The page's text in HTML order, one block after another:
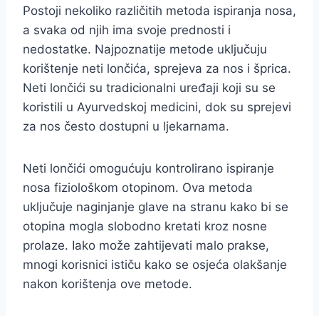
Postoji nekoliko različitih metoda ispiranja nosa,
a svaka od njih ima svoje prednosti i
nedostatke. Najpoznatije metode uključuju
korištenje neti lončića, sprejeva za nos i šprica.
Neti lončići su tradicionalni uređaji koji su se
koristili u Ayurvedskoj medicini, dok su sprejevi
za nos često dostupni u ljekarnama.
Neti lončići omogućuju kontrolirano ispiranje
nosa fiziološkom otopinom. Ova metoda
uključuje naginjanje glave na stranu kako bi se
otopina mogla slobodno kretati kroz nosne
prolaze. Iako može zahtijevati malo prakse,
mnogi korisnici ističu kako se osjeća olakšanje
nakon korištenja ove metode.